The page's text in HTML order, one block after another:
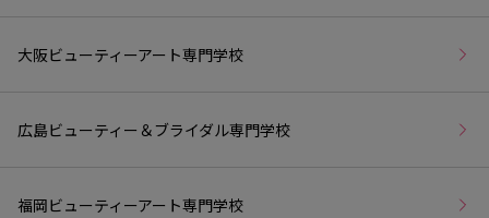
大阪ビューティーアート専門学校
広島ビューティー＆ブライダル専門学校
福岡ビューティーアート専門学校